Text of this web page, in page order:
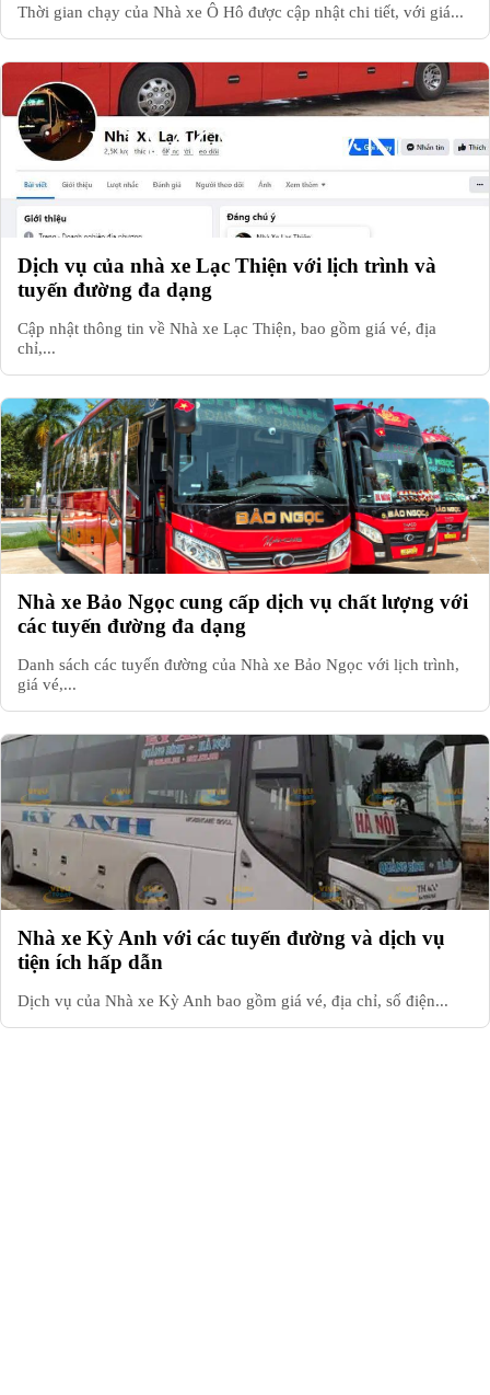
Thời gian chạy của Nhà xe Ô Hô được cập nhật chi tiết, với giá...
Dịch vụ của nhà xe Lạc Thiện với lịch trình và
tuyến đường đa dạng
Cập nhật thông tin về Nhà xe Lạc Thiện, bao gồm giá vé, địa
chỉ,...
Nhà xe Bảo Ngọc cung cấp dịch vụ chất lượng với
các tuyến đường đa dạng
Danh sách các tuyến đường của Nhà xe Bảo Ngọc với lịch trình,
giá vé,...
Nhà xe Kỳ Anh với các tuyến đường và dịch vụ
tiện ích hấp dẫn
Dịch vụ của Nhà xe Kỳ Anh bao gồm giá vé, địa chỉ, số điện...